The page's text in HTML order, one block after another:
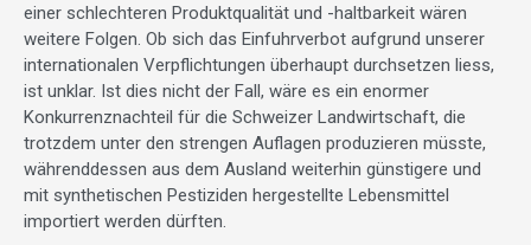
einer schlechteren Produktqualität und -haltbarkeit wären
weitere Folgen. Ob sich das Einfuhrverbot aufgrund unserer
internationalen Verpflichtungen überhaupt durchsetzen liess,
ist unklar. Ist dies nicht der Fall, wäre es ein enormer
Konkurrenznachteil für die Schweizer Landwirtschaft, die
trotzdem unter den strengen Auflagen produzieren müsste,
währenddessen aus dem Ausland weiterhin günstigere und
mit synthetischen Pestiziden hergestellte Lebensmittel
importiert werden dürften.